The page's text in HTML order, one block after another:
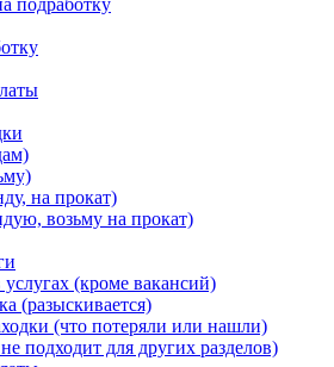
подработку
на прокат)
возьму на прокат)
(кроме вакансий)
(разыскивается)
(что потеряли или нашли)
подходит для других разделов)